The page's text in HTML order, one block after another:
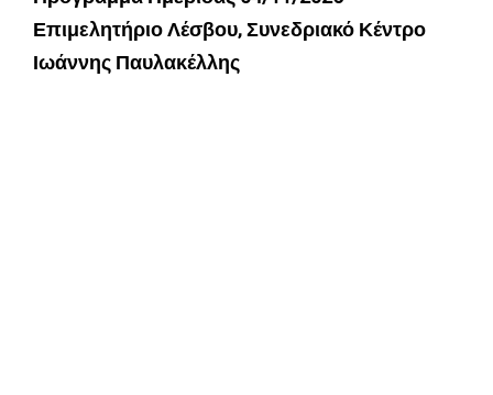
Επιμελητήριο Λέσβου, Συνεδριακό Κέντρο
Ιωάννης Παυλακέλλης